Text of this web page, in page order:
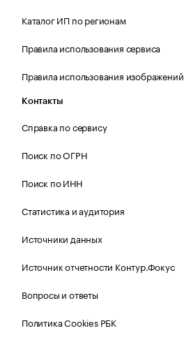
Каталог ИП по регионам
Правила использования сервиса
Правила использования изображений
Контакты
Справка по сервису
Поиск по ОГРН
Поиск по ИНН
Статистика и аудитория
Источники данных
Источник отчетности Контур.Фокус
Вопросы и ответы
Политика Cookies РБК